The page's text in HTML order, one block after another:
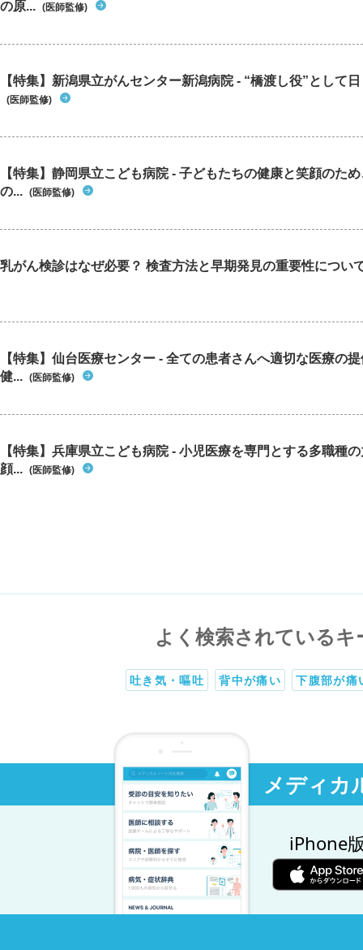
の原... (医師監修)
【特集】新潟県立がんセンター新潟病院 - “橋渡し役”として
(医師監修)
【特集】静岡県立こども病院 - 子どもたちの健康と笑顔のた
の... (医師監修)
乳がん検診はなぜ必要？ 検査方法と早期発見の重要性につい
【特集】仙台医療センター - 全ての患者さんへ適切な医療の
健... (医師監修)
【特集】兵庫県立こども病院 - 小児医療を専門とする多職種
顔... (医師監修)
よく検索されているキ
吐き気・嘔吐 背中が痛い 下腹部が痛
メディカ
iPhone